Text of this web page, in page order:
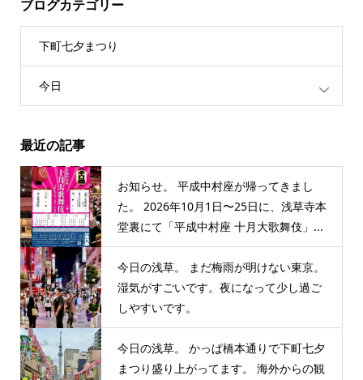
ブログカテゴリー
下町七夕まつり
今日
最近の記事
お知らせ。 平成中村座が帰ってきまし
た。 2026年10月1日〜25日に、浅草寺本
堂裏にて「平成中村座 十月大歌舞伎」...
今日の浅草。 まだ梅雨が明けない東京。
湿気がすごいです。夜になって少し過ご
しやすいです。
今日の浅草。 かっぱ橋本通りで下町七夕
まつり盛り上がってます。 海外からの観